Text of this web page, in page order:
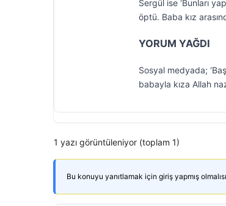
Sergül ise ‘Bunları
öptü. Baba kız
YORUM YAĞDI
Sosyal medyada;
babayla kıza Allah
1 yazı görüntüleniyor (toplam 1)
Bu konuyu yanıtlamak için giriş yapmış